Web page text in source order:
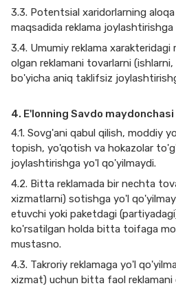
3.3. Potentsial xaridorlarning
maqsadida reklama joylashtirishga
3.4. Umumiy reklama
olgan reklamani tovarlarni
bo'yicha aniq taklifsiz
4. E'lonning Savdo
4.1. Sovg'ani qabul qilish, moddiy
topish, yo'qotish va hokazolar
joylashtirishga yo'l qo'yilmaydi.
4.2. Bitta reklamada bir nechta
xizmatlarni) sotishga yo'l
etuvchi yoki paketdagi
ko'rsatilgan holda bitta toifaga
mustasno.
4.3. Takroriy reklamaga yo'l
xizmat) uchun bitta faol